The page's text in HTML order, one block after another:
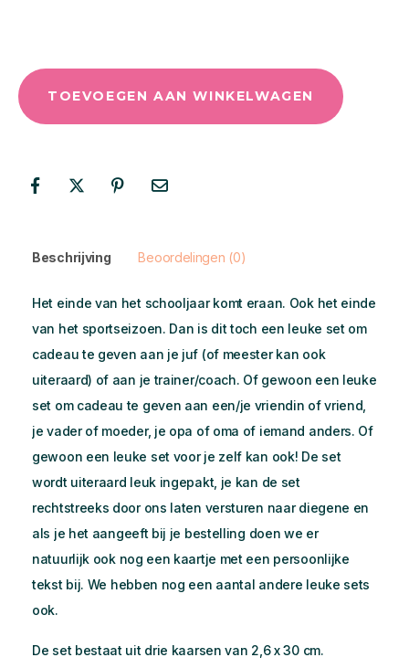
TOEVOEGEN AAN WINKELWAGEN
Beschrijving Beoordelingen (0)
Het einde van het schooljaar komt eraan. Ook het einde
van het sportseizoen. Dan is dit toch een leuke set om
cadeau te geven aan je juf (of meester kan ook
uiteraard) of aan je trainer/coach. Of gewoon een leuke
set om cadeau te geven aan een/je vriendin of vriend,
je vader of moeder, je opa of oma of iemand anders. Of
gewoon een leuke set voor je zelf kan ook! De set
wordt uiteraard leuk ingepakt, je kan de set
rechtstreeks door ons laten versturen naar diegene en
als je het aangeeft bij je bestelling doen we er
natuurlijk ook nog een kaartje met een persoonlijke
tekst bij. We hebben nog een aantal andere leuke sets
ook.
De set bestaat uit drie kaarsen van 2,6 x 30 cm.